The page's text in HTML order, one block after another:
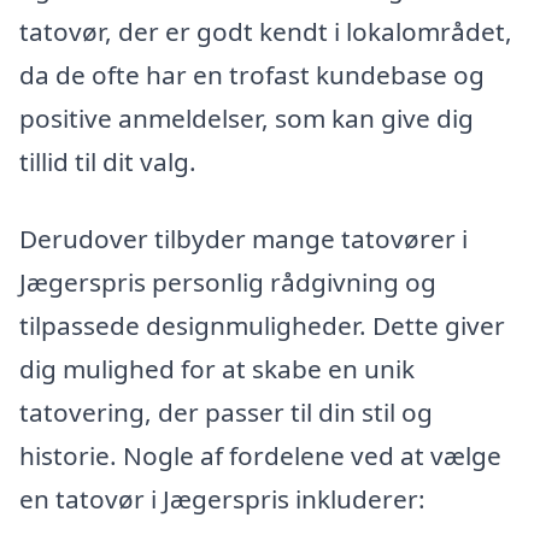
tatovør, der er godt kendt i lokalområdet,
da de ofte har en trofast kundebase og
positive anmeldelser, som kan give dig
tillid til dit valg.
Derudover tilbyder mange tatovører i
Jægerspris personlig rådgivning og
tilpassede designmuligheder. Dette giver
dig mulighed for at skabe en unik
tatovering, der passer til din stil og
historie. Nogle af fordelene ved at vælge
en tatovør i Jægerspris inkluderer: